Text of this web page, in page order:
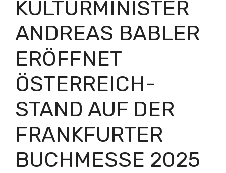
KULTURMINISTER
ANDREAS BABLER
ERÖFFNET
ÖSTERREICH-
STAND AUF DER
FRANKFURTER
BUCHMESSE 2025